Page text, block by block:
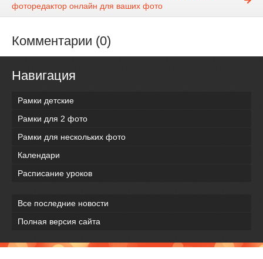
фоторедактор онлайн для ваших фото
Комментарии (0)
Навигация
Рамки детские
Рамки для 2 фото
Рамки для нескольких фото
Календари
Расписание уроков
Все последние новости
Полная версия сайта